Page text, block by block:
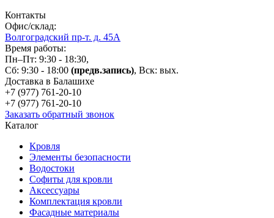
Контакты
Офис/склад:
Волгоградский пр-т. д. 45А
Время работы:
Пн–Пт: 9:30 - 18:30,
Сб: 9:30 - 18:00 (предв.запись), Вск: вых.
Доставка в Балашихе
+7 (977) 761-20-10
+7 (977) 761-20-10
Заказать обратный звонок
Каталог
Кровля
Элементы безопасности
Водостоки
Софиты для кровли
Аксессуары
Комплектация кровли
Фасадные материалы